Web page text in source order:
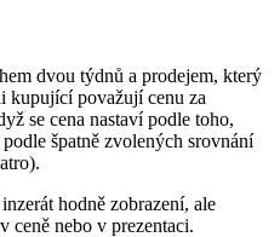
dvou týdnů a prodejem, který
kupující považují cenu za
se cena nastaví podle toho,
špatně zvolených srovnání
hodně zobrazení, ale
ceně nebo v prezentaci.